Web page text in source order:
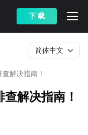
下 载
解决指南！
简体中文
解决指南！